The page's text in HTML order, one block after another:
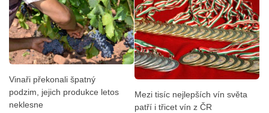
Vinaři překonali špatný
podzim, jejich produkce letos
neklesne
Mezi tisíc nejlepších vín světa
patří i třicet vín z ČR